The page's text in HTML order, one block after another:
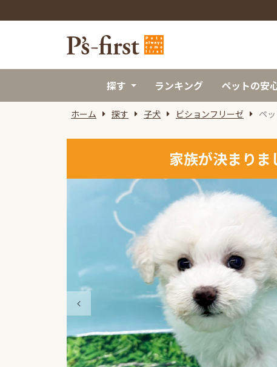
探す ランキング ペットの安
ホーム 探す 子犬 ビションフリーゼ ペ
家族が決まりま